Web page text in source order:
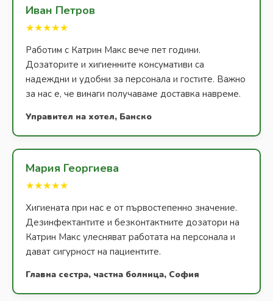
Иван Петров
★★★★★
Работим с Катрин Макс вече пет години.
Дозаторите и хигиенните консумативи са
надеждни и удобни за персонала и гостите. Важно
за нас е, че винаги получаваме доставка навреме.
Управител на хотел, Банско
Мария Георгиева
★★★★★
Хигиената при нас е от първостепенно значение.
Дезинфектантите и безконтактните дозатори на
Катрин Макс улесняват работата на персонала и
дават сигурност на пациентите.
Главна сестра, частна болница, София